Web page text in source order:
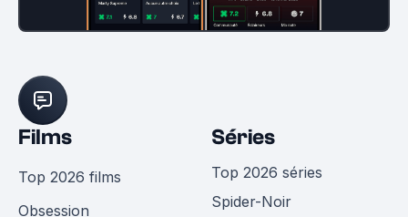
Films
Top 2026 films
Obsession
Séries
Top 2026 séries
Spider-Noir